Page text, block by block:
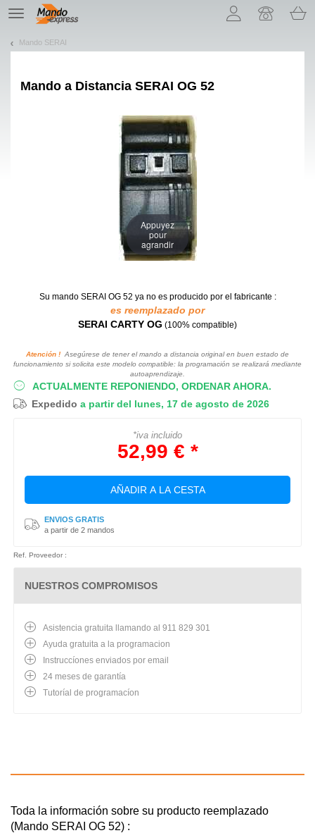
TE
navigation
Mando SERAI
Mando a Distancia SERAI OG 52
Appuyez
pour
agrandir
Su mando SERAI OG 52 ya no es producido por el fabricante :
es reemplazado por
SERAI CARTY OG (100% compatible)
Atención ! Asegúrese de tener el mando a distancia original en buen estado de
funcionamiento si solicita este modelo compatible: la programación se realizará mediante
autoaprendizaje.
ACTUALMENTE REPONIENDO, ORDENAR AHORA.
Expedido a partir del lunes, 17 de agosto de 2026
*iva incluido
52,99 € *
AÑADIR A LA CESTA
ENVIOS GRATIS
a partir de 2 mandos
Ref. Proveedor :
NUESTROS COMPROMISOS
Asistencia gratuita llamando al 911 829 301
Ayuda gratuita a la programacion
Instruccíones enviados por email
24 meses de garantía
Tutoríal de programacíon
Toda la información sobre su producto reemplazado
(Mando SERAI OG 52) :
¡Permítenos presentarte nuestras cookies!